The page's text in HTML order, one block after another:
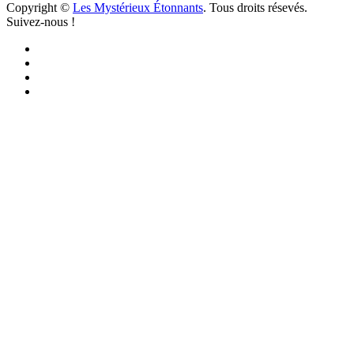
Copyright © Les Mystérieux Étonnants. Tous droits résevés.
Suivez-nous !